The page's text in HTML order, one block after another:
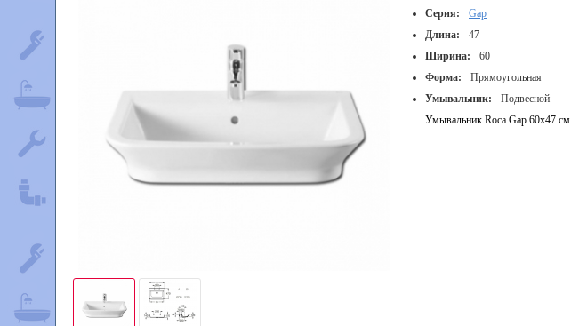
Серия:
Gap
Длина:
47
Ширина:
60
Форма:
Прямоугольная
Умывальник:
Подвесной
Умывальник Roca Gap 60x47 см